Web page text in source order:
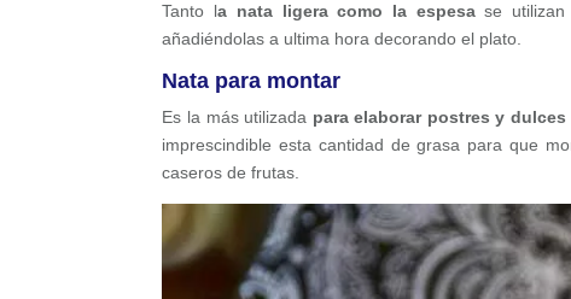
Tanto la nata ligera como la espesase utilizan
añadiéndolas a ultima hora decorando el plato.
Nata para montar
Es la más utilizada para elaborar postres y dulces
imprescindible esta cantidad de grasa para que
caseros de frutas.